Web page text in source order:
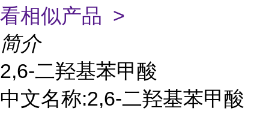
看相似产品 >
简介
2,6-二羟基苯甲酸
中文名称:2,6-二羟基苯甲酸